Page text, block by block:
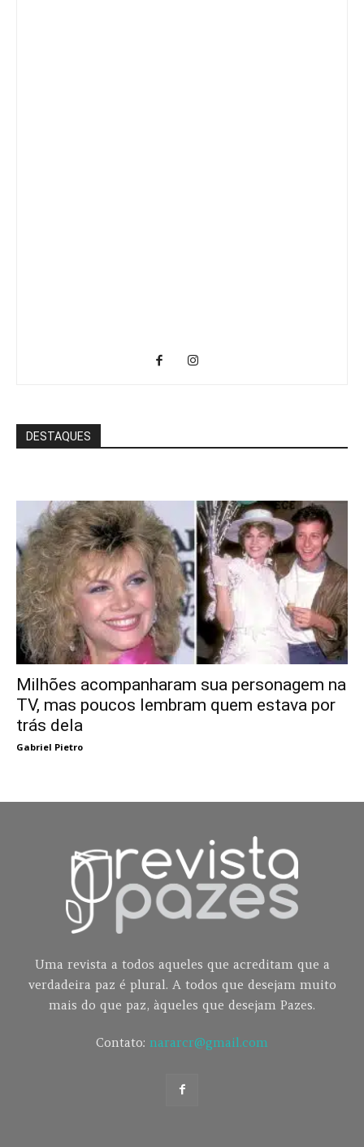
DESTAQUES
Milhões acompanharam sua personagem na
TV, mas poucos lembram quem estava por
trás dela
Gabriel Pietro
Uma revista a todos aqueles que acreditam que a
verdadeira paz é plural. A todos que desejam muito
mais do que paz, àqueles que desejam Pazes.
Contato: nararcr@gmail.com